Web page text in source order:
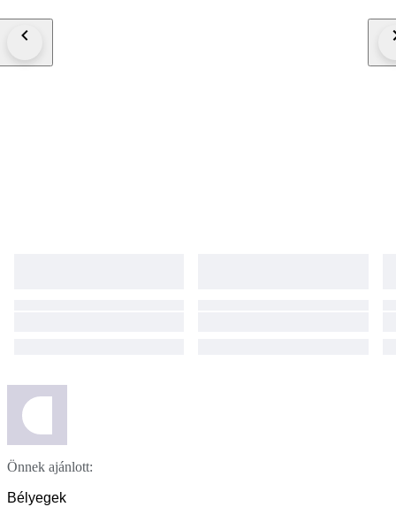
Önnek ajánlott:
Bélyegek